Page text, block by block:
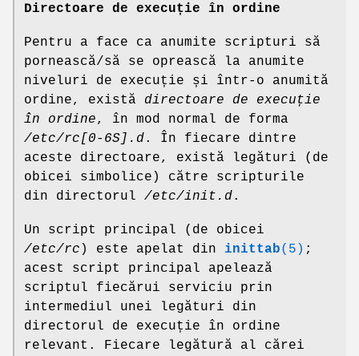
Directoare de execuție în ordine
Pentru a face ca anumite scripturi să
pornească/să se oprească la anumite
niveluri de execuție și într-o anumită
ordine, există directoare de execuție
în ordine, în mod normal de forma
/etc/rc[0-6S].d. În fiecare dintre
aceste directoare, există legături (de
obicei simbolice) către scripturile
din directorul /etc/init.d.
Un script principal (de obicei
/etc/rc ) este apelat din inittab(5) ;
acest script principal apelează
scriptul fiecărui serviciu prin
intermediul unei legături din
directorul de execuție în ordine
relevant. Fiecare legătură al cărei